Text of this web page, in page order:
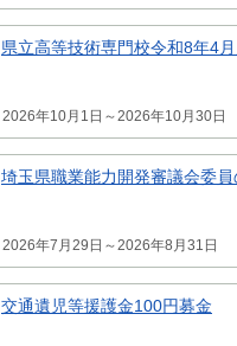
県立高等技術専門校令和8年4
2026年10月1日～2026年10月30日
埼玉県職業能力開発審議会委
2026年7月29日～2026年8月31日
交通遺児等援護金100円募金